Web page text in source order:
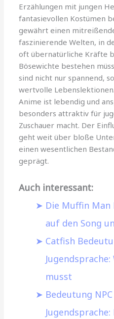
Erzählungen mit jungen
fantasievollen Kostümen
gewährt einen
faszinierende Welten, in
oft übernatürliche Kräfte
Bösewichte bestehen
sind nicht nur spannend,
wertvolle
Anime ist lebendig und
besonders attraktiv für
Zuschauer macht. Der
geht weit über bloße
einen wesentlichen
geprägt.
Auch interessant:
Die Muffin Man
auf den Song
Catfish
musst
Bedeutung